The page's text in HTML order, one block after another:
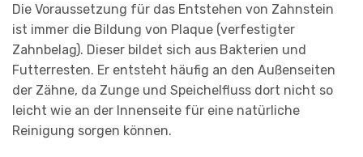
Die Voraussetzung für das Entstehen von Zahnstein
ist immer die Bildung von Plaque (verfestigter
Zahnbelag). Dieser bildet sich aus Bakterien und
Futterresten. Er entsteht häufig an den Außenseiten
der Zähne, da Zunge und Speichelfluss dort nicht so
leicht wie an der Innenseite für eine natürliche
Reinigung sorgen können.